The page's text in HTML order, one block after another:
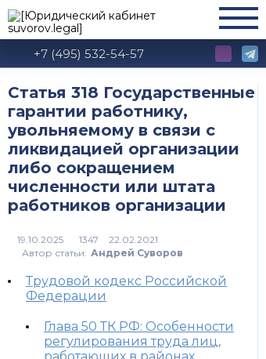
+7 (495) 532-54-57
Статья 318 Государственные
гарантии работнику,
увольняемому в связи с
ликвидацией организации
либо сокращением
численности или штата
работников организации
1347
Автор статьи: Андрей Суворов
Трудовой кодекс Российской
Федерации
Глава 50 ТК РФ: Особенности
регулирования труда лиц,